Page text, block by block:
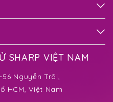
SHARP VIỆT NAM
Nguyễn Trãi,
HCM, Việt Nam